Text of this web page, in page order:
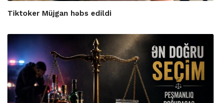
Tiktoker Müjgan həbs edildi